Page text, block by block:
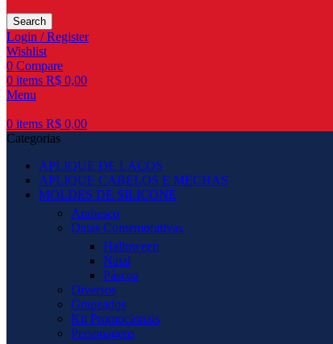
Search
Login / Register
Wishlist
0 Compare
0 items R$ 0,00
Menu
0 items R$ 0,00
Categorias
APLIQUE DE LAÇOS
APLIQUE CABELOS E MECHAS
MOLDES DE SILICONE
Arabesco
Datas Comemorativas
Halloween
Natal
Páscoa
Diversos
Grapeados
Kit Promocionais
Personagens